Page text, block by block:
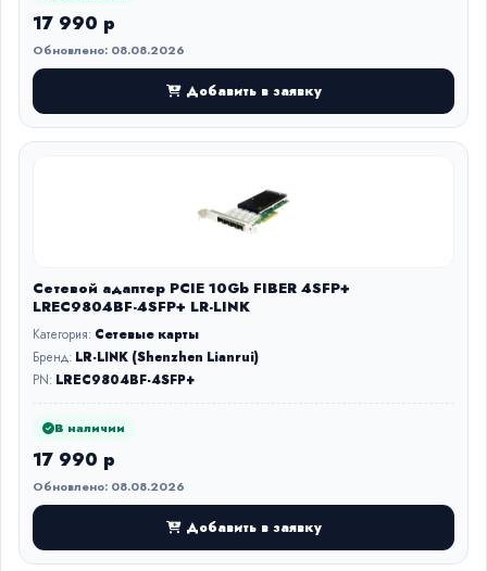
17 990 р
Обновлено: 08.08.2026
Добавить в заявку
Сетевой адаптер PCIE 10Gb FIBER 4SFP+
LREC9804BF-4SFP+ LR-LINK
Категория: Сетевые карты
Бренд: LR-LINK (Shenzhen Lianrui)
PN: LREC9804BF-4SFP+
В наличии
17 990 р
Обновлено: 08.08.2026
Добавить в заявку